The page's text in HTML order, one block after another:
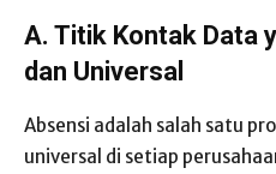
A. Titik Kontak Data
dan Universal
Absensi adalah salah satu
universal di setiap